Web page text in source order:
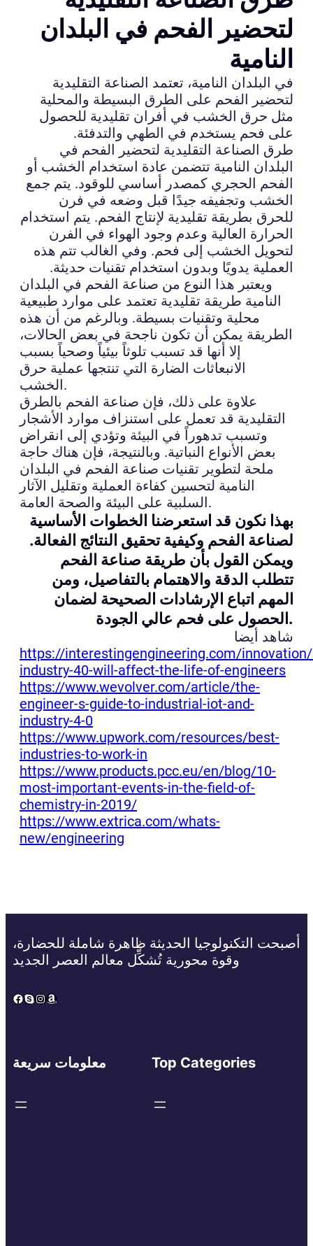
لتحضير الفحم في البلدان
النامية
في البلدان النامية، تعتمد الصناعة التقليدية
لتحضير الفحم على الطرق البسيطة والمحلية
مثل حرق الخشب في أفران تقليدية للحصول
على فحم يستخدم في الطهي والتدفئة.
طرق الصناعة التقليدية لتحضير الفحم في
البلدان النامية تتضمن عادة استخدام الخشب أو
الفحم الحجري كمصدر أساسي للوقود. يتم جمع
الخشب وتجفيفه جيدًا قبل وضعه في فرن
للحرق بطريقة تقليدية لإنتاج الفحم. يتم استخدام
الحرارة العالية وعدم وجود الهواء في الفرن
لتحويل الخشب إلى فحم. وفي الغالب تتم هذه
العملية يدويًا وبدون استخدام تقنيات حديثة.
ويعتبر هذا النوع من صناعة الفحم في البلدان
النامية طريقة تقليدية تعتمد على موارد طبيعية
محلية وتقنيات بسيطة. وبالرغم من أن هذه
الطريقة يمكن أن تكون ناجحة في بعض الحالات،
إلا أنها قد تسبب تلوثاً بيئياً وصحياً بسبب
الانبعاثات الضارة التي تنتجها عملية حرق
الخشب.
علاوة على ذلك، فإن صناعة الفحم بالطرق
التقليدية قد تعمل على استنزاف موارد الأشجار
وتسبب تدهوراً في البيئة وتؤدي إلى انقراض
بعض الأنواع النباتية. وبالنتيجة، فإن هناك حاجة
ملحة لتطوير تقنيات صناعة الفحم في البلدان
النامية لتحسين كفاءة العملية وتقليل الآثار
السلبية على البيئة والصحة العامة.
بهذا نكون قد استعرضنا الخطوات الأساسية
لصناعة الفحم وكيفية تحقيق النتائج الفعالة.
ويمكن القول بأن طريقة صناعة الفحم
تتطلب الدقة والاهتمام بالتفاصيل، ومن
المهم اتباع الإرشادات الصحيحة لضمان
الحصول على فحم عالي الجودة.
شاهد أيضا
https://interestingengineering.com/
industry-40-will-affect-the-life-of-engineers
https://www.wevolver.com/article/the-
engineer-s-guide-to-industrial-iot-and-
industry-4-0
https://www.upwork.com/resources/best-
industries-to-work-in
https://www.products.pcc.eu/en/blog/10-
most-important-events-in-the-field-of-
chemistry-in-2019/
https://www.extrica.com/whats-
new/engineering
أصبحت التكنولوجيا الحديثة ظاهرة شاملة للحضارة،
وقوة محورية تُشكِّل معالم العصر الجديد
Facebook
Skype
Instagram
Amazon
معلومات سريعة Top Categories